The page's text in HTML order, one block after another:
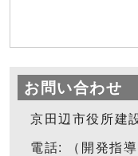
お問い合わせ
京田辺市役所建
電話: （開発指